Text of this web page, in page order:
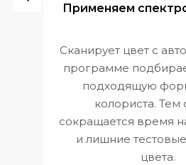
Применяем
Сканирует цвет с
программе
подходящую
колориста.
сокращается время
и лишние
цвета.